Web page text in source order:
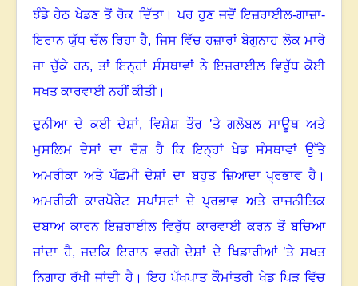
ਝੰਡੇ ਹੇਠ ਖੇਡਣ ਤੋਂ ਰੋਕ ਦਿੱਤਾ।ਪਰ ਹੁਣ ਜਦੋਂ ਇਜ਼ਰਾਈਲ-ਗਾਜ਼ਾ-
ਇਰਾਨ ਯੁੱਧ ਚੱਲ ਰਿਹਾ ਹੈ, ਜਿਸ ਵਿੱਚ ਹਜ਼ਾਰਾਂ ਬੇਗੁਨਾਹ ਲੋਕ ਮਾਰੇ
ਜਾ ਚੁੱਕੇ ਹਨ, ਤਾਂ ਇਨ੍ਹਾਂ ਸੰਸਥਾਵਾਂ ਨੇ ਇਜ਼ਰਾਈਲ ਵਿਰੁੱਧ ਕੋਈ
ਸਖਤ ਕਾਰਵਾਈ ਨਹੀਂ ਕੀਤੀ।
ਦੁਨੀਆ ਦੇ ਕਈ ਦੇਸ਼ਾਂ, ਵਿਸ਼ੇਸ਼ ਤੌਰ ’ਤੇ ਗਲੋਬਲ ਸਾਊਥ ਅਤੇ
ਮੁਸਲਿਮ ਦੇਸਾਂ ਦਾ ਦੋਸ਼ ਹੈ ਕਿ ਇਨ੍ਹਾਂ ਖੇਡ ਸੰਸਥਾਵਾਂ ਉੱਤੇ
ਅਮਰੀਕਾ ਅਤੇ ਪੱਛਮੀ ਦੇਸ਼ਾਂ ਦਾ ਬਹੁਤ ਜ਼ਿਆਦਾ ਪ੍ਰਭਾਵ ਹੈ ।
ਅਮਰੀਕੀ ਕਾਰਪੋਰੇਟ ਸਪਾਂਸਰਾਂ ਦੇ ਪ੍ਰਭਾਵ ਅਤੇ ਰਾਜਨੀਤਿਕ
ਦਬਾਅ ਕਾਰਨ ਇਜ਼ਰਾਈਲ ਵਿਰੁੱਧ ਕਾਰਵਾਈ ਕਰਨ ਤੋਂ ਬਚਿਆ
ਜਾਂਦਾ ਹੈ,ਜਦਕਿ ਇਰਾਨ ਵਰਗੇ ਦੇਸ਼ਾਂ ਦੇ ਖਿਡਾਰੀਆਂ ’ਤੇ ਸਖਤ
ਨਿਗਾਹ ਰੱਖੀ ਜਾਂਦੀ ਹੈ।ਇਹ ਪੱਖਪਾਤ ਕੌਮਾਂਤਰੀ ਖੇਡ ਪਿੜ ਵਿੱਚ